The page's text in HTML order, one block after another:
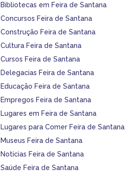
Bibliotecas em Feira de Santana
Concursos Feira de Santana
Construção Feira de Santana
Cultura Feira de Santana
Cursos Feira de Santana
Delegacias Feira de Santana
Educação Feira de Santana
Empregos Feira de Santana
Lugares em Feira de Santana
Lugares para Comer Feira de Santana
Museus Feira de Santana
Notícias Feira de Santana
Saúde Feira de Santana